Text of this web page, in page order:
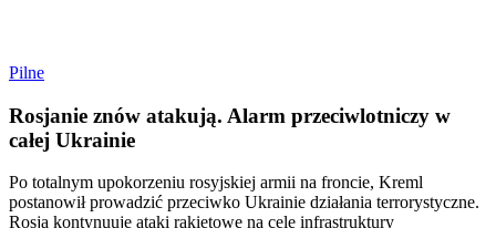
Pilne
Rosjanie znów atakują. Alarm przeciwlotniczy w
całej Ukrainie
Po totalnym upokorzeniu rosyjskiej armii na froncie, Kreml
postanowił prowadzić przeciwko Ukrainie działania terrorystyczne.
Rosja kontynuuje ataki rakietowe na cele infrastruktury